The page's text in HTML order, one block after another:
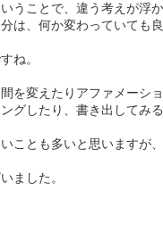
うことで、違う考えが
は、何か変わっていても
ね。
を変えたりアファメーシ
グしたり、書き出してみ
ことも多いと思います